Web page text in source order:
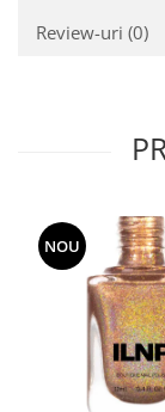
Review-uri (0)
NOU